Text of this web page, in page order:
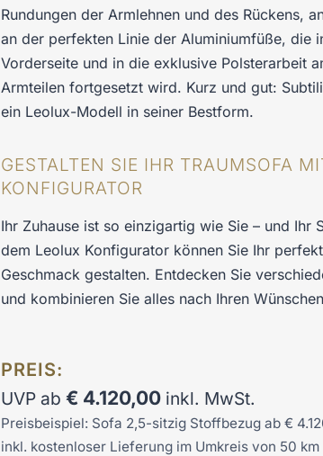
Rundungen der Armlehnen und des Rückens,
an der perfekten Linie der Aluminiumfüße, die
Vorderseite und in die exklusive Polsterarbeit
Armteilen fortgesetzt wird. Kurz und gut:
ein Leolux-Modell in seiner Bestform.
GESTALTEN SIE IHR TRAUMSOFA
KONFIGURATOR
Ihr Zuhause ist so einzigartig wie Sie – und Ihr
dem Leolux Konfigurator können Sie Ihr
Geschmack gestalten. Entdecken Sie
und kombinieren Sie alles nach Ihren
PREIS:
UVP ab € 4.120,00 inkl. MwSt.
Preisbeispiel: Sofa 2,5-sitzig Stoffbezug ab €
inkl. kostenloser Lieferung im Umkreis von 50 km